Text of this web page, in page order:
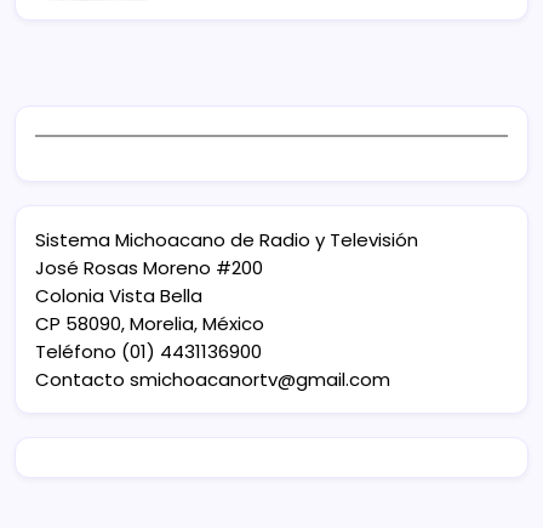
Sistema Michoacano de Radio y Televisión
José Rosas Moreno #200
Colonia Vista Bella
CP 58090, Morelia, México
Teléfono (01) 4431136900
Contacto smichoacanortv@gmail.com